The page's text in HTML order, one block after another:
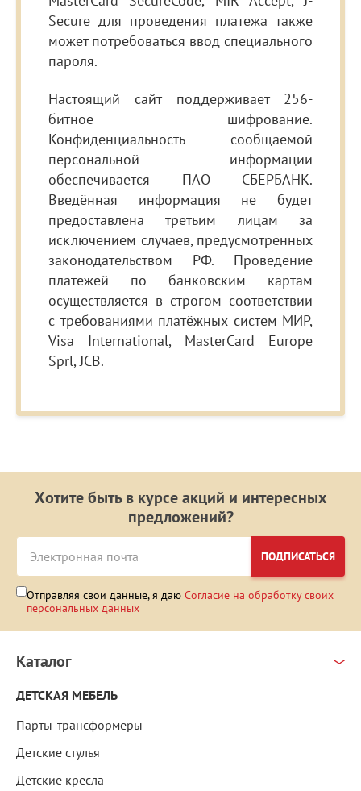
Secure для проведения платежа также
может потребоваться ввод специального
пароля.
Настоящий сайт поддерживает 256-
битное шифрование.
Конфиденциальность сообщаемой
персональной информации
обеспечивается ПАО СБЕРБАНК.
Введённая информация не будет
предоставлена третьим лицам за
исключением случаев, предусмотренных
законодательством РФ. Проведение
платежей по банковским картам
осуществляется в строгом соответствии
с требованиями платёжных систем МИР,
Visa International, MasterCard Europe
Sprl, JCB.
Хотите быть в курсе акций и интересных
предложений?
ПОДПИСАТЬСЯ
Отправляя свои данные, я даю Согласие на обработку своих
персональных данных
Каталог
ДЕТСКАЯ МЕБЕЛЬ
Парты-трансформеры
Детские стулья
Детские кресла